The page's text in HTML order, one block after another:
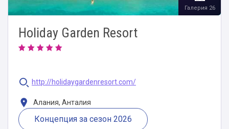
Holiday Garden Resort
http://holidaygardenresort.com/
Алания, Анталия
Концепция за сезон 2026
Галерия 26